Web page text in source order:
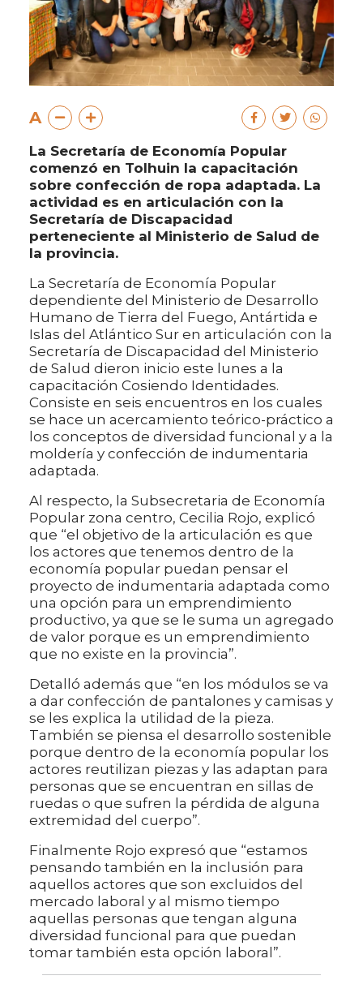
A
La Secretaría de Economía Popular
comenzó en Tolhuin la capacitación
sobre confección de ropa adaptada. La
actividad es en articulación con la
Secretaría de Discapacidad
perteneciente al Ministerio de Salud de
la provincia.
La Secretaría de Economía Popular
dependiente del Ministerio de Desarrollo
Humano de Tierra del Fuego, Antártida e
Islas del Atlántico Sur en articulación con la
Secretaría de Discapacidad del Ministerio
de Salud dieron inicio este lunes a la
capacitación Cosiendo Identidades.
Consiste en seis encuentros en los cuales
se hace un acercamiento teórico-práctico a
los conceptos de diversidad funcional y a la
moldería y confección de indumentaria
adaptada.
Al respecto, la Subsecretaria de Economía
Popular zona centro, Cecilia Rojo, explicó
que “el objetivo de la articulación es que
los actores que tenemos dentro de la
economía popular puedan pensar el
proyecto de indumentaria adaptada como
una opción para un emprendimiento
productivo, ya que se le suma un agregado
de valor porque es un emprendimiento
que no existe en la provincia”.
Detalló además que “en los módulos se va
a dar confección de pantalones y camisas y
se les explica la utilidad de la pieza.
También se piensa el desarrollo sostenible
porque dentro de la economía popular los
actores reutilizan piezas y las adaptan para
personas que se encuentran en sillas de
ruedas o que sufren la pérdida de alguna
extremidad del cuerpo”.
Finalmente Rojo expresó que “estamos
pensando también en la inclusión para
aquellos actores que son excluidos del
mercado laboral y al mismo tiempo
aquellas personas que tengan alguna
diversidad funcional para que puedan
tomar también esta opción laboral”.